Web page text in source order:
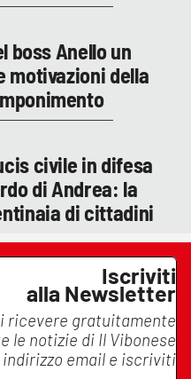
boss Anello un
motivazioni della
civile in difesa
di Andrea: la
di cittadini
Iscriviti
alla Newsletter
ricevere gratuitamente
le notizie di Il Vibonese
email e iscriviti